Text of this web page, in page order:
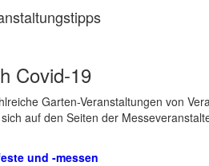
Covid-19
Garten-Veranstaltungen von
auf den Seiten der
und -messen